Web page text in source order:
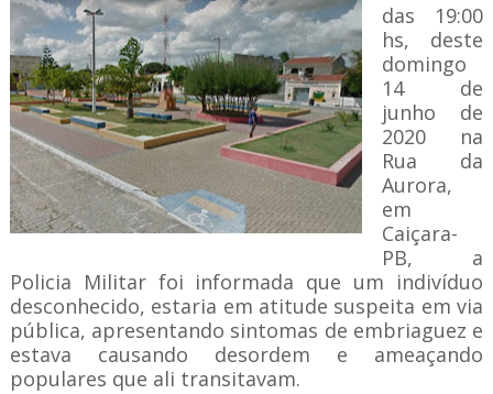
das 19:00
hs, deste
domingo
14 de
junho de
2020 na
Rua da
Aurora,
em
Caiçara-
PB, a
Policia Militar foi informada que um indivíduo
desconhecido, estaria em atitude suspeita em via
pública, apresentando sintomas de embriaguez e
estava causando desordem e ameaçando
populares que ali transitavam.